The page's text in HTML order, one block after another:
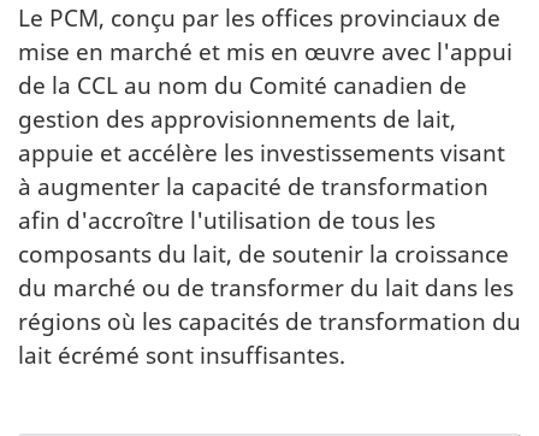
Le PCM, conçu par les offices provinciaux de
mise en marché et mis en œuvre avec l'appui
de la CCL au nom du Comité canadien de
gestion des approvisionnements de lait,
appuie et accélère les investissements visant
à augmenter la capacité de transformation
afin d'accroître l'utilisation de tous les
composants du lait, de soutenir la croissance
du marché ou de transformer du lait dans les
régions où les capacités de transformation du
lait écrémé sont insuffisantes.